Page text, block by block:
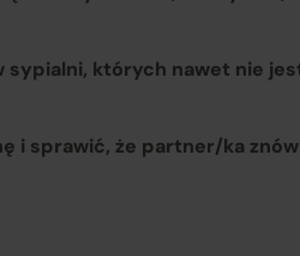
sypialni, których nawet nie
i sprawić, że partner/ka